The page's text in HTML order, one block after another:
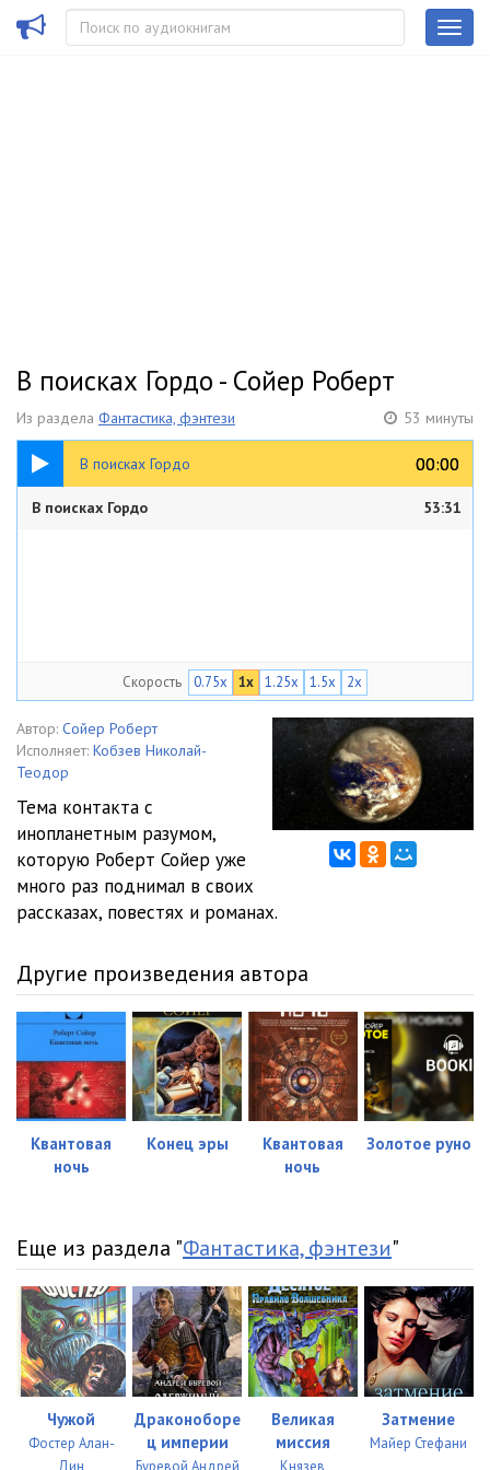
В поисках Гордо - Сойер Роберт
Из раздела Фантастика, фэнтези 53 минуты
В поисках Гордо 00:00
00:00
53:31
В поисках Гордо 53:31
Скорость 0.75x 1x 1.25x 1.5x 2x
Автор: Сойер Роберт
Исполняет: Кобзев Николай-
Теодор
Тема контакта с
инопланетным разумом,
которую Роберт Сойер уже
много раз поднимал в своих
рассказах, повестях и романах.
Другие произведения автора
Квантовая
ночь
Конец эры
Квантовая
ночь
Золотое руно
Еще из раздела "Фантастика, фэнтези"
Чужой
Фостер Алан-
Дин
Драконоборе
ц империи
Буревой Андрей
Великая
миссия
Князев
Затмение
Майер Стефани